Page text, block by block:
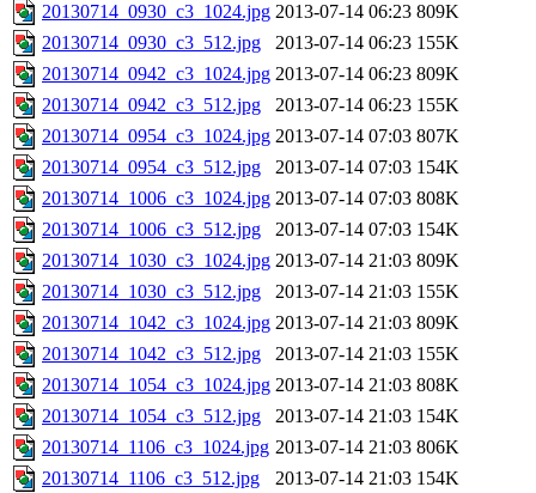
20130714_0930_c3_1024.jpg 2013-07-14 06:23 809K
20130714_0930_c3_512.jpg
2013-07-14 06:23 155K
20130714_0942_c3_1024.jpg 2013-07-14 06:23 809K
20130714_0942_c3_512.jpg
2013-07-14 06:23 155K
20130714_0954_c3_1024.jpg 2013-07-14 07:03 807K
20130714_0954_c3_512.jpg
2013-07-14 07:03 154K
20130714_1006_c3_1024.jpg 2013-07-14 07:03 808K
20130714_1006_c3_512.jpg
2013-07-14 07:03 154K
20130714_1030_c3_1024.jpg 2013-07-14 21:03 809K
20130714_1030_c3_512.jpg
2013-07-14 21:03 155K
20130714_1042_c3_1024.jpg 2013-07-14 21:03 809K
20130714_1042_c3_512.jpg
2013-07-14 21:03 155K
20130714_1054_c3_1024.jpg 2013-07-14 21:03 808K
20130714_1054_c3_512.jpg
2013-07-14 21:03 154K
20130714_1106_c3_1024.jpg 2013-07-14 21:03 806K
20130714_1106_c3_512.jpg
2013-07-14 21:03 154K